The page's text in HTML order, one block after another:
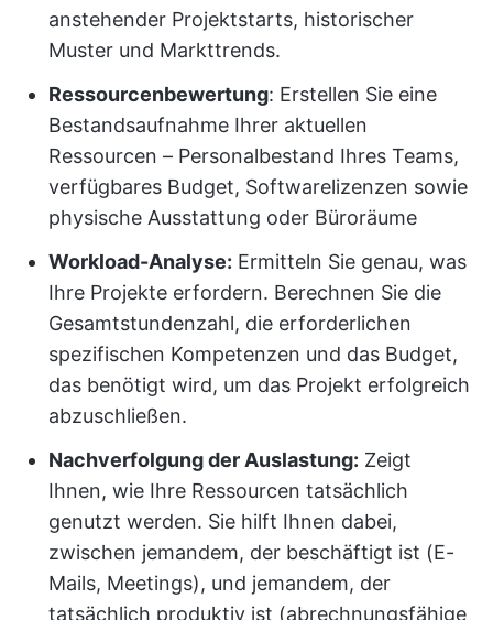
anstehender Projektstarts, historischer
Muster und Markttrends.
Ressourcenbewertung: Erstellen Sie eine
Bestandsaufnahme Ihrer aktuellen
Ressourcen – Personalbestand Ihres Teams,
verfügbares Budget, Softwarelizenzen sowie
physische Ausstattung oder Büroräume
Workload-Analyse: Ermitteln Sie genau, was
Ihre Projekte erfordern. Berechnen Sie die
Gesamtstundenzahl, die erforderlichen
spezifischen Kompetenzen und das Budget,
das benötigt wird, um das Projekt erfolgreich
abzuschließen.
Nachverfolgung der Auslastung: Zeigt
Ihnen, wie Ihre Ressourcen tatsächlich
genutzt werden. Sie hilft Ihnen dabei,
zwischen jemandem, der beschäftigt ist (E-
Mails, Meetings), und jemandem, der
tatsächlich produktiv ist (abrechnungsfähige